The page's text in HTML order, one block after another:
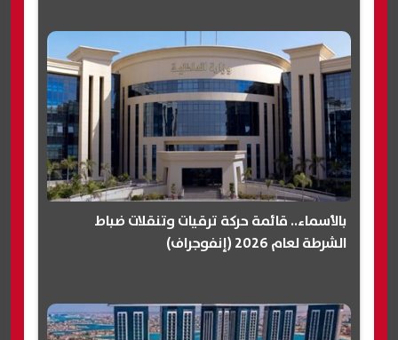
بالأسماء.. قائمة حركة ترقيات وتنقلات ضباط
الشرطة لعام 2026 (إنفوجراف)